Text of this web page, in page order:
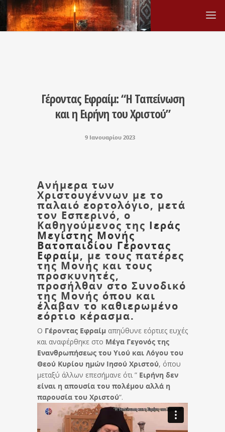
Γέροντας Εφραίμ: “Η Ταπείνωση
και η Ειρήνη του Χριστού”
9 Ιανουαρίου 2023
Ανήμερα των
Χριστουγέννων με το
παλαιό εορτολόγιο, μετά
τον Εσπερινό, ο
Καθηγούμενος της Ιεράς
Μεγίστης Μονής
Βατοπαιδίου Γέροντας
Εφραίμ, με τους πατέρες
της Μονής και τους
προσκυνητές,
προσήλθαν στο Συνοδικό
της Μονής όπου και
έλαβαν το καθιερωμένο
εόρτιο κέρασμα.
Ο Γέροντας Εφραίμ απηύθυνε εόρτιες ευχές
και αναφέρθηκε στο Μέγα Γεγονός της
Ενανθρωπήσεως του Υιού και Λόγου του
Θεού Κυρίου ημών Ιησού Χριστού, όπου
μεταξύ άλλων επεσήμανε ότι ” Ειρήνη δεν
είναι η απουσία του πολέμου αλλά η
παρουσία του Χριστού“.